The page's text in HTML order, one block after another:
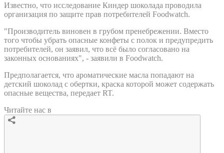
Известно, что исследование Киндер шоколада проводила
организация по защите прав потребителей Foodwatch.
"Производитель виновен в грубом пренебрежении. Вместо
того чтобы убрать опасные конфеты с полок и предупредить
потребителей, он заявил, что всё было согласовано на
законных основаниях", - заявили в Foodwatch.
Предполагается, что ароматические масла попадают на
детский шоколад с обертки, краска которой может содержать
опасные вещества, передает RT.
Читайте нас в